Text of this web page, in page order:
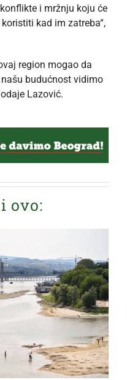
i mržnju koju će
kad im zatreba“,
region mogao da
budućnost vidimo
Lazović.
ovo: